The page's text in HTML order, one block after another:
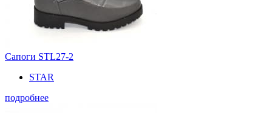
Сапоги STL27-2
STAR
подробнее